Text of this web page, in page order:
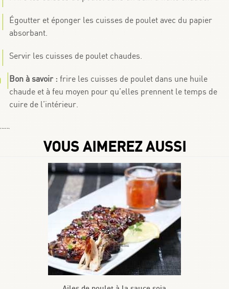
Égoutter et éponger les cuisses de poulet avec du papier
absorbant.
Servir les cuisses de poulet chaudes.
Bon à savoir : frire les cuisses de poulet dans une huile
chaude et à feu moyen pour qu’elles prennent le temps de
cuire de l’intérieur.
VOUS AIMEREZ AUSSI